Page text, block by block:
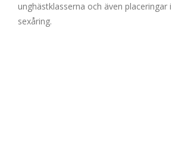
unghästklasserna och även placeringar
sexåring.